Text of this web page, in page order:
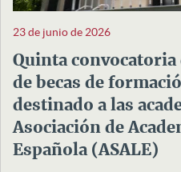
23 de junio de 2026
Quinta convocatoria
de becas de
destinado a las
Asociación de
Española (ASALE)